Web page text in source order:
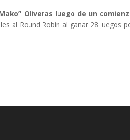
Oliveras luego de un
al Round Robín al ganar 28 juegos